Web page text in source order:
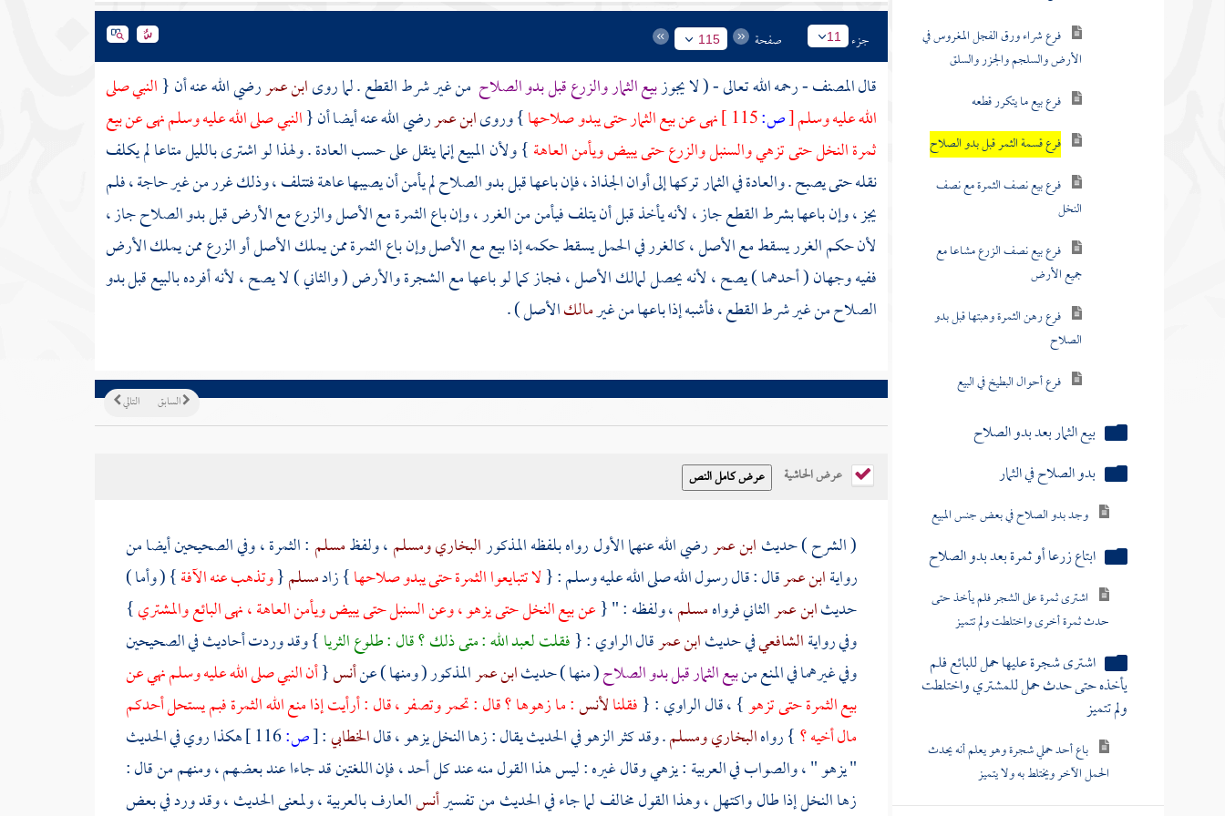
فرع شراء ورق الفجل المغروس في
الأرض والسلجم والجزر والسلق
فرع بيع ما يتكرر قطعه
فرع قسمة الثمر قبل بدو الصلاح
فرع بيع نصف الثمرة مع نصف
النخل
فرع بيع نصف الزرع مشاعا مع
جميع الأرض
فرع رهن الثمرة وهبتها قبل بدو
الصلاح
فرع أحوال البطيخ في البيع
بيع الثمار بعد بدو الصلاح
بدو الصلاح في الثمار
وجد بدو الصلاح في بعض جنس المبيع
ابتاع زرعا أو ثمرة بعد بدو الصلاح
اشترى ثمرة على الشجر فلم يأخذ حتى
حدث ثمرة أخرى واختلطت ولم تتميز
اشترى شجرة عليها حمل للبائع فلم
يأخذه حتى حدث حمل للمشتري واختلطت
ولم تتميز
باع أحد حملي شجرة وهو يعلم أنه يحدث
الحمل الآخر ويختلط به ولا يتميز
جزء 11 صفحة 115
قالالمصنف- رحمه الله تعالى - ( لا يجوزبيع الثمار والزرع قبل بدو الصلاح من غير شرط القطع . لما روىابن عمررضي الله عنه أن {النبي صلى
الله عليه وسلم[ص: نهى عن بيع الثمار حتى يبدو صلاحها} وروىابن عمررضي الله عنه أيضا أن {النبي صلى الله عليه وسلم نهى عن بيع
ثمرة النخل حتى تزهي والسنبل والزرع حتى يبيض ويأمن العاهة} ولأن المبيع إنما ينقل على حسب العادة . ولهذا لو اشترى بالليل متاعا لم يكلف
نقله حتى يصبح . والعادة في الثمار تركها إلى أوان الجذاذ ، فإن باعها قبل بدو الصلاح لم يأمن أن يصيبها عاهة فتتلف ، وذلك غرر من غير حاجة ، فلم
يجز ، وإن باعها بشرط القطع جاز ، لأنه يأخذ قبل أن يتلف فيأمن من الغرر ، وإن باع الثمرة مع الأصل والزرع مع الأرض قبل بدو الصلاح جاز ،
لأن حكم الغرر يسقط مع الأصل ، كالغرر في الحمل يسقط حكمه إذا بيع مع الأصل وإن باع الثمرة ممن يملك الأصل أو الزرع ممن يملك الأرض
ففيه وجهان ( أحدهما ) يصح ، لأنه يحصل لمالك الأصل ، فجاز كما لو باعها مع الشجرة والأرض ( والثاني ) لا يصح ، لأنه أفرده بالبيع قبل بدو
الصلاح من غير شرط القطع ، فأشبه إذا باعها من غيرمالكالأصل ) .
التالي السابق
عرض الحاشية
( الشرح ) حديثابن عمررضي الله عنهما الأول رواه بلفظه المذكورالبخاريومسلم، ولفظمسلم : الثمرة ، وفي الصحيحين أيضا من
روايةابن عمرقال : قال رسول الله صلى الله عليه وسلم : {لا تتبايعوا الثمرة حتى يبدو صلاحها} زادمسلم{وتذهب عنه الآفة} ( وأما )
حديثابن عمرالثاني فرواهمسلم، ولفظه : " {عن بيع النخل حتى يزهو ، وعن السنبل حتى يبيض ويأمن العاهة ، نهى البائع والمشتري}
وفي روايةالشافعيفي حديثابن عمرقال الراوي : {فقلتلعبد الله: متى ذلك ؟ قال : طلوع الثريا} وقد وردت أحاديث في الصحيحين
وفي غيرهما في المنع منبيع الثمار قبل بدو الصلاح( منها ) حديثابن عمرالمذكور ( ومنها ) عنأنس{أن النبي صلى الله عليه وسلم نهي عن
بيع الثمرة حتى تزهو} ، قال الراوي : {فقلنالأنس: ما زهوها ؟ قال : تحمر وتصفر ، قال : أرأيت إذا منع الله الثمرة فبم يستحل أحدكم
مال أخيه ؟} رواهالبخاريومسلم. وقد كثر الزهو في الحديث يقال : زها النخل يزهو ، قالالخطابي:
[ص:
هكذا روي في الحديث
" يزهو " ، والصواب في العربية : يزهي وقال غيره : ليس هذا القول منه عند كل أحد ، فإن اللغتين قد جاءا عند بعضهم ، ومنهم من قال :
زها النخل إذا طال واكتهل ، وهذا القول مخالف لما جاء في الحديث من تفسيرأنسالعارف بالعربية ، ولمعنى الحديث ، وقد ورد في بعض